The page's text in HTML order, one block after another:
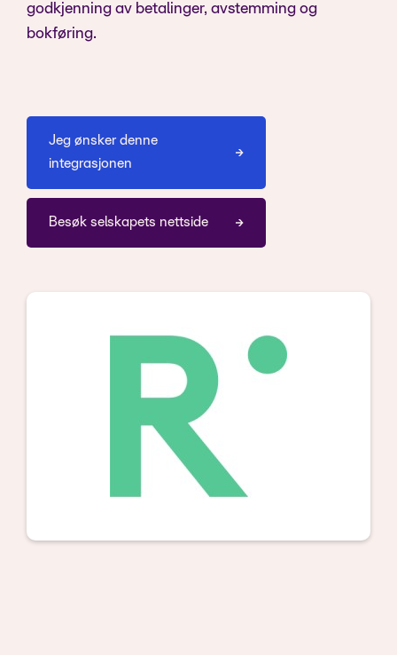
godkjenning av betalinger, avstemming og
bokføring.
Jeg ønsker denne
integrasjonen
Besøk selskapets nettside